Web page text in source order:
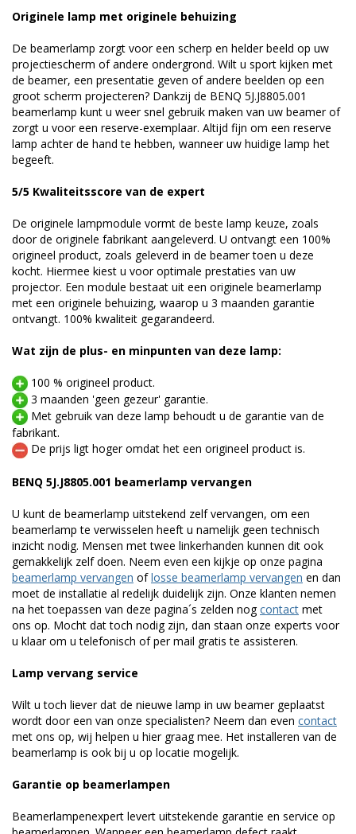
Originele lamp met originele behuizing
De beamerlamp zorgt voor een scherp en helder beeld op uw
projectiescherm of andere ondergrond. Wilt u sport kijken met
de beamer, een presentatie geven of andere beelden op een
groot scherm projecteren? Dankzij de BENQ 5J.J8805.001
beamerlamp kunt u weer snel gebruik maken van uw beamer of
zorgt u voor een reserve-exemplaar. Altijd fijn om een reserve
lamp achter de hand te hebben, wanneer uw huidige lamp het
begeeft.
5/5 Kwaliteitsscore van de expert
De originele lampmodule vormt de beste lamp keuze, zoals
door de originele fabrikant aangeleverd. U ontvangt een 100%
origineel product, zoals geleverd in de beamer toen u deze
kocht. Hiermee kiest u voor optimale prestaties van uw
projector. Een module bestaat uit een originele beamerlamp
met een originele behuizing, waarop u 3 maanden garantie
ontvangt. 100% kwaliteit gegarandeerd.
Wat zijn de plus- en minpunten van deze lamp:
100 % origineel product.
3 maanden 'geen gezeur' garantie.
Met gebruik van deze lamp behoudt u de garantie van de
fabrikant.
De prijs ligt hoger omdat het een origineel product is.
BENQ 5J.J8805.001 beamerlamp vervangen
U kunt de beamerlamp uitstekend zelf vervangen, om een
beamerlamp te verwisselen heeft u namelijk geen technisch
inzicht nodig. Mensen met twee linkerhanden kunnen dit ook
gemakkelijk zelf doen. Neem even een kijkje op onze pagina
beamerlamp vervangen oflosse beamerlamp vervangen en dan
moet de installatie al redelijk duidelijk zijn. Onze klanten nemen
na het toepassen van deze pagina´s zelden nogcontact met
ons op. Mocht dat toch nodig zijn, dan staan onze experts voor
u klaar om u telefonisch of per mail gratis te assisteren.
Lamp vervang service
Wilt u toch liever dat de nieuwe lamp in uw beamer geplaatst
wordt door een van onze specialisten? Neem dan even contact
met ons op, wij helpen u hier graag mee. Het installeren van de
beamerlamp is ook bij u op locatie mogelijk.
Garantie op beamerlampen
Beamerlampenexpert levert uitstekende garantie en service op